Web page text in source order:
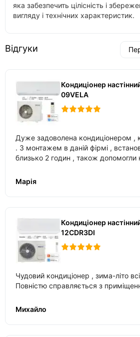
яка забезпечить цілісність і
вигляду і технічних характеристик.
Відгуки
Кондиціонер
09VELA
Дуже задоволена кондиціонером ,
. З монтажем в даній фірмі , встановлення зайняло
близько 2 годин , також допомогли налаштувати
Марія
Кондиціонер
12CDR3DI
Чудовий кондиціонер , зима-літо
Повністю справляється з
Михайло